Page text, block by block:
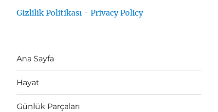
Gizlilik Politikası - Privacy Policy
Ana Sayfa
Hayat
Günlük Parçaları